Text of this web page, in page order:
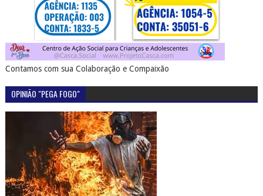
Contamos com sua Colaboração e Compaixão
OPINIÃO "PEGA FOGO"